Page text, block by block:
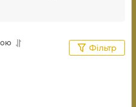
Фільтр